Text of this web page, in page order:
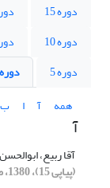
دوره 15
دوره 10
دوره 5
دوره 4
همه
آ ا ب
آ
آقا ربیع، ابوالحسن
(پیاپی 15)، 1380، صفحه 1-11]